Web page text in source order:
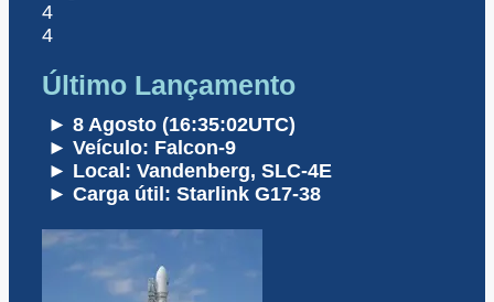
4
4
Último Lançamento
► 8 Agosto (16:35:02UTC)
► Veículo: Falcon-9
► Local: Vandenberg, SLC-4E
► Carga útil: Starlink G17-38